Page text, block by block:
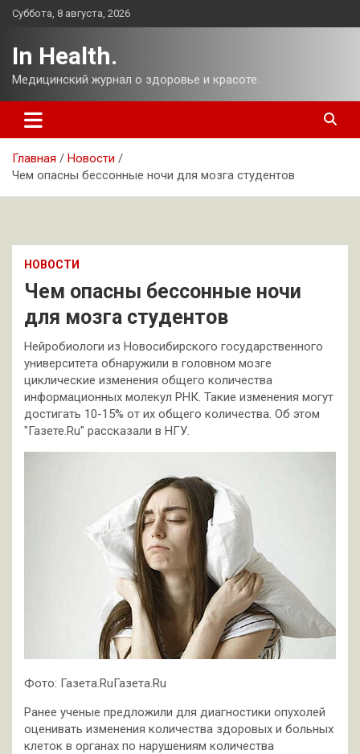
Перейти
Суббота, 8 августа, 2026
In Health.
Медицинский журнал о здоровье и красоте.
Главная
Новости
Чем опасны бессонные ночи для мозга студентов
НОВОСТИ
Чем опасны бессонные ночи
для мозга студентов
Нейробиологи из Новосибирского государственного
университета обнаружили в головном мозге
циклические изменения общего количества
информационных молекул РНК. Такие изменения могут
достигать 10-15% от их общего количества. Об этом
"Газете.Ru" рассказали в НГУ.
Фото: Газета.RuГазета.Ru
Ранее ученые предложили для диагностики опухолей
оценивать изменения количества здоровых и больных
клеток в органах по нарушениям количества